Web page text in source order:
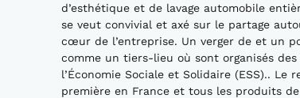
d’esthétique et de lavage automobile
se veut convivial et axé sur le partage
cœur de l’entreprise. Un verger de et un
comme un tiers-lieu où sont organisés
l’Économie Sociale et Solidaire (ESS)..
première en France et tous les produits